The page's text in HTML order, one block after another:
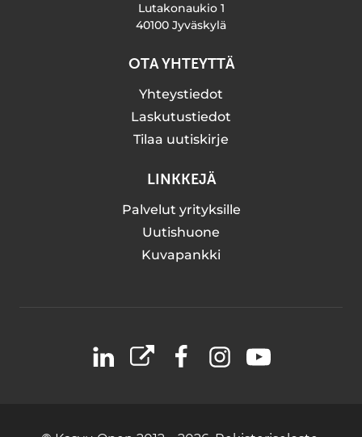
Lutakonaukio 1
40100 Jyväskylä
OTA YHTEYTTÄ
Yhteystiedot
Laskutustiedot
Tilaa uutiskirje
LINKKEJÄ
Palvelut yrityksille
Uutishuone
Kuvapankki
LinkedIn
X FacebookInstagramYouTube